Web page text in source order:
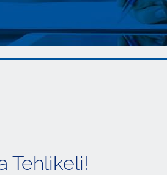
Tehlikeli!